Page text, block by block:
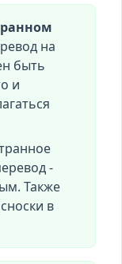
на
быть
и
-
Также
в